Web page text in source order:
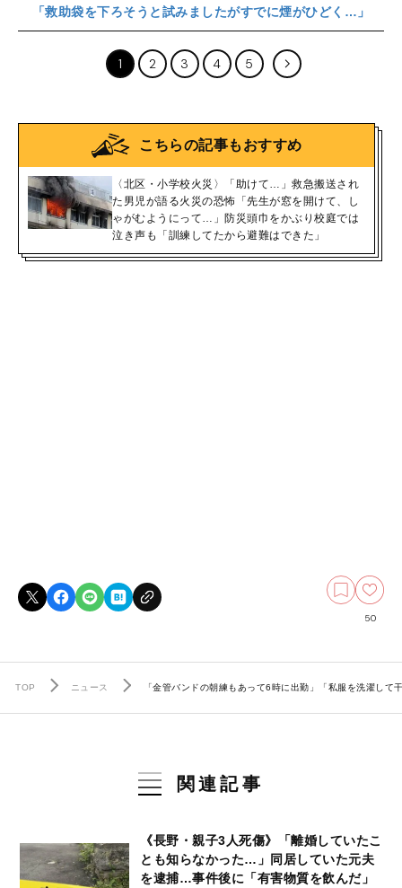
「救助袋を下ろそうと試みましたがすでに煙がひどく…」
1 2 3 4 5
こちらの記事もおすすめ
〈北区・小学校火災〉「助けて…」救急搬送され
た男児が語る火災の恐怖「先生が窓を開けて、し
ゃがむようにって…」防災頭巾をかぶり校庭では
泣き声も「訓練してたから避難はできた」
50
TOP ニュース 「金管バンドの朝練もあって6時に出勤」「私服を洗濯し
関連記事
《長野・親子3人死傷》「離婚していたこ
とも知らなかった…」同居していた元夫
を逮捕…事件後に「有害物質を飲んだ」